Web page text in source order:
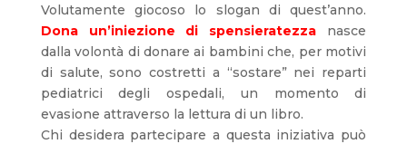
Volutamente giocoso lo slogan di quest’anno.
Dona un’iniezione di spensieratezza nasce
dalla volontà di donare ai bambini che, per motivi
di salute, sono costretti a “sostare” nei reparti
pediatrici degli ospedali, un momento di
evasione attraverso la lettura di un libro.
Chi desidera partecipare a questa iniziativa può